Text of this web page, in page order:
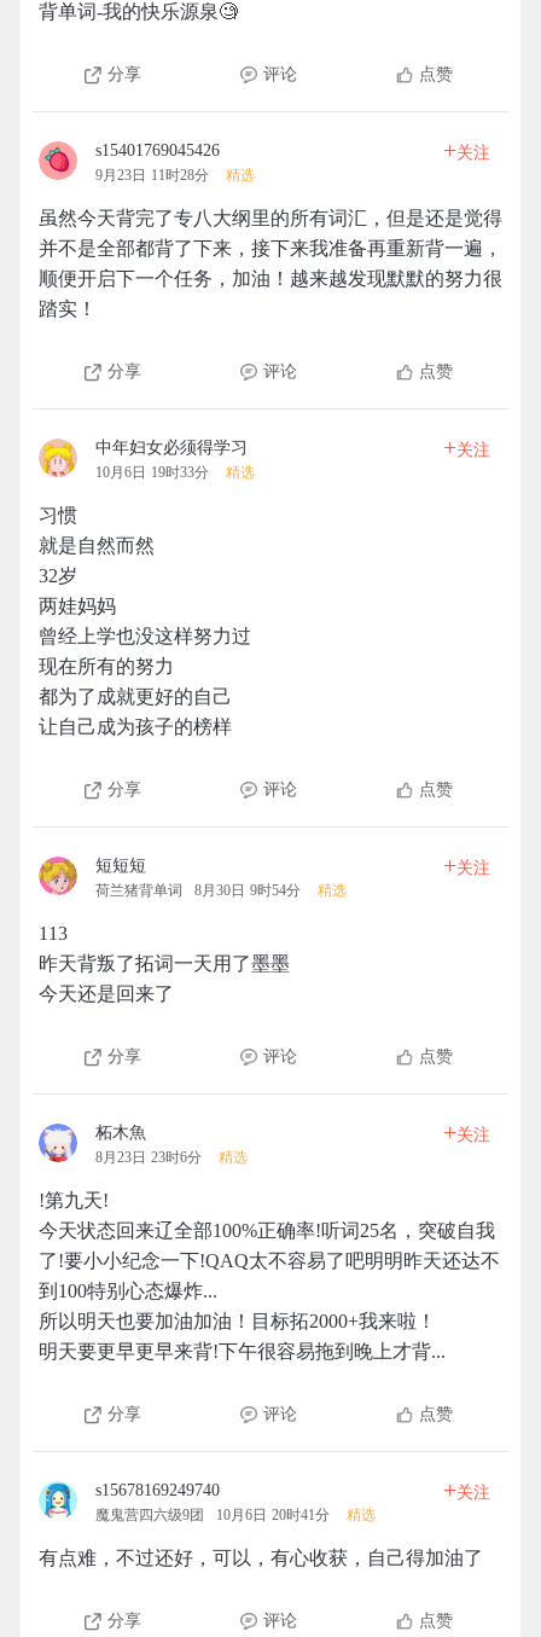
背单词-我的快乐源泉🧐
分享 评论 点赞
s15401769045426
9月23日 11时28分 精选
+关注
虽然今天背完了专八大纲里的所有词汇，但是还是觉得
并不是全部都背了下来，接下来我准备再重新背一遍，
顺便开启下一个任务，加油！越来越发现默默的努力很
踏实！
分享 评论 点赞
中年妇女必须得学习
10月6日 19时33分 精选
+关注
习惯
就是自然而然
32岁
两娃妈妈
曾经上学也没这样努力过
现在所有的努力
都为了成就更好的自己
让自己成为孩子的榜样
分享 评论 点赞
短短短
荷兰猪背单词 8月30日 9时54分 精选
+关注
113
昨天背叛了拓词一天用了墨墨
今天还是回来了
分享 评论 点赞
柘木魚
8月23日 23时6分 精选
+关注
!第九天!
今天状态回来辽全部100%正确率!听词25名，突破自我
了!要小小纪念一下!QAQ太不容易了吧明明昨天还达不
到100特别心态爆炸...
所以明天也要加油加油！目标拓2000+我来啦！
明天要更早更早来背!下午很容易拖到晚上才背...
分享 评论 点赞
s15678169249740
魔鬼营四六级9团 10月6日 20时41分 精选
+关注
有点难，不过还好，可以，有心收获，自己得加油了
分享 评论 点赞